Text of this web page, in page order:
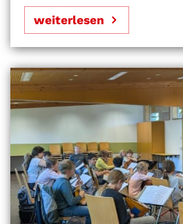
weiterlesen